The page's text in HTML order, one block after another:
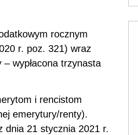
rocznym
r. poz. 321) wraz
wypłacona trzynasta
i rencistom
emerytury/renty).
dnia 21 stycznia 2021 r.